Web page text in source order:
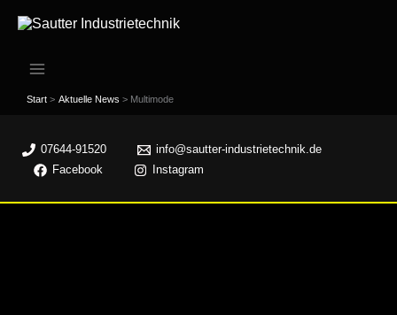
Zum
springen
Start Aktuelle News Multimode
07644-91520
info@sautter-industrietechnik.de
Facebook
Instagram